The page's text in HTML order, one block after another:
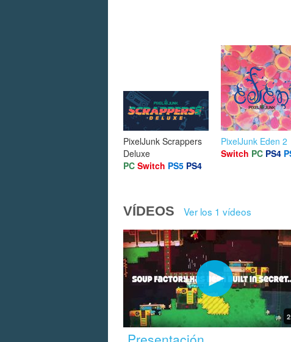
PixelJunk Scrappers
Deluxe
PC Switch PS5 PS4
PixelJunk Eden 2
Switch PC PS4
VÍDEOS Ver los 1 vídeos